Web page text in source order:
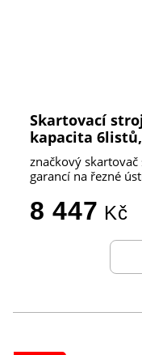
Skartovací
kapacita
značkový
garancí na řezné
8 447 Kč